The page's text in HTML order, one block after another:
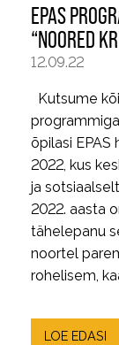
EPAS
“NOORED
12.09.22
Kutsume
õpilasi
2022, kus
ja
2022. aasta
tähelepanu
noortel
rohelisem,
LOE EDASI